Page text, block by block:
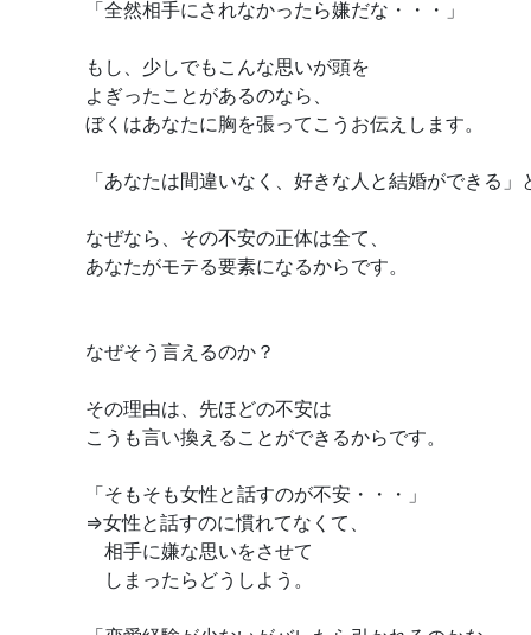
「全然相手にされなかったら嫌だな・・・」
もし、少しでもこんな思いが頭を
よぎったことがあるのなら、
ぼくはあなたに胸を張ってこうお伝えします。
「あなたは間違いなく、好きな人と結婚ができる」
なぜなら、その不安の正体は全て、
あなたがモテる要素になるからです。
なぜそう言えるのか？
その理由は、先ほどの不安は
こうも言い換えることができるからです。
「そもそも女性と話すのが不安・・・」
⇒女性と話すのに慣れてなくて、
相手に嫌な思いをさせて
しまったらどうしよう。